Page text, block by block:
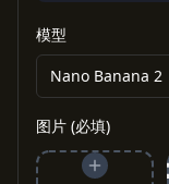
模型
Nano Banana 2
图片 (必填)